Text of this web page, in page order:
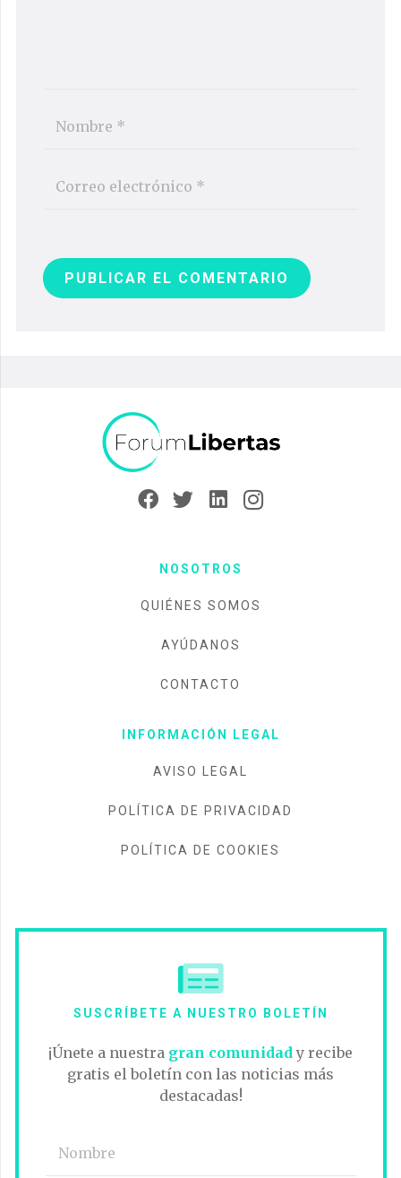
PUBLICAR EL COMENTARIO
NOSOTROS
QUIÉNES SOMOS
AYÚDANOS
CONTACTO
INFORMACIÓN LEGAL
AVISO LEGAL
POLÍTICA DE PRIVACIDAD
POLÍTICA DE COOKIES
SUSCRÍBETE A NUESTRO BOLETÍN
¡Únete a nuestra gran comunidad y recibe
gratis el boletín con las noticias más
destacadas!